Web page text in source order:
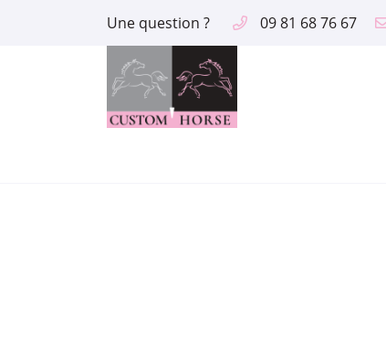
Une question ? 09 81 68 76 67
2 route des Aix
18390 Saint Germain du Puy
09 81 68 76 67